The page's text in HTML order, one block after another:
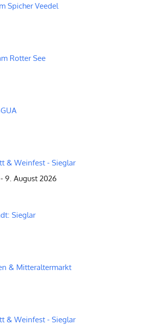
Spicher Veedel
Rotter See
& Weinfest - Sieglar
9. August 2026
Sieglar
& Mitteraltermarkt
& Weinfest - Sieglar